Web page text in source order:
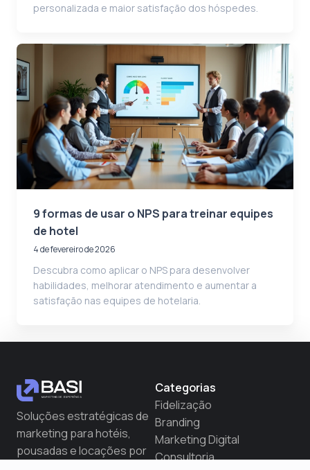
personalizada e maior satisfação dos hóspedes.
9 formas de usar o NPS para treinar equipes
de hotel
4 de fevereiro de 2026
Descubra como aplicar o NPS para desenvolver
habilidades, melhorar atendimento e aumentar a
satisfação nas equipes de hotelaria.
Soluções estratégicas de
marketing para hotéis,
pousadas e locações por
Categorias
Fidelização
Branding
Marketing Digital
Consultoria